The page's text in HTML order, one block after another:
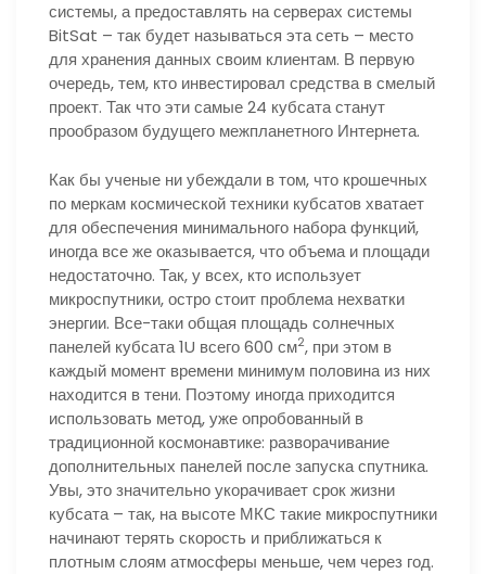
системы, а предоставлять на серверах системы
BitSat – так будет называться эта сеть – место
для хранения данных своим клиентам. В первую
очередь, тем, кто инвестировал средства в смелый
проект. Так что эти самые 24 кубсата станут
прообразом будущего межпланетного Интернета.
Как бы ученые ни убеждали в том, что крошечных
по меркам космической техники кубсатов хватает
для обеспечения минимального набора функций,
иногда все же оказывается, что объема и площади
недостаточно. Так, у всех, кто использует
микроспутники, остро стоит проблема нехватки
энергии. Все-таки общая площадь солнечных
панелей кубсата 1U всего 600 см2, при этом в
каждый момент времени минимум половина из них
находится в тени. Поэтому иногда приходится
использовать метод, уже опробованный в
традиционной космонавтике: разворачивание
дополнительных панелей после запуска спутника.
Увы, это значительно укорачивает срок жизни
кубсата – так, на высоте МКС такие микроспутники
начинают терять скорость и приближаться к
плотным слоям атмосферы меньше, чем через год.